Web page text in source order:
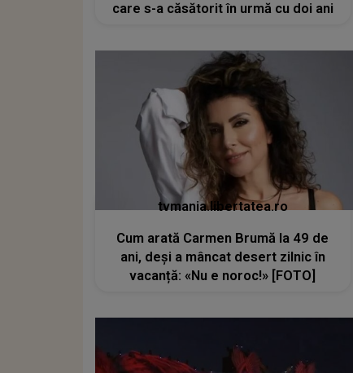
care s-a căsătorit în urmă cu doi ani
tvmania.libertatea.ro
Cum arată Carmen Brumă la 49 de
ani, deși a mâncat desert zilnic în
vacanță: «Nu e noroc!» [FOTO]